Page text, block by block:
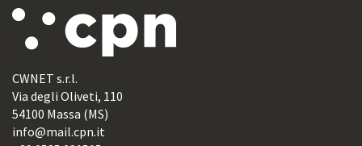
CWNET s.r.l.
Via degli Oliveti, 110
54100 Massa (MS)
info@mail.cpn.it